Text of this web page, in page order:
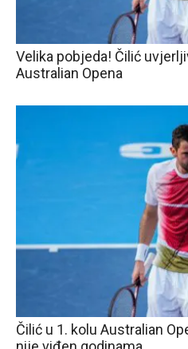
Velika pobjeda! Čilić
Australian Opena
Čilić u 1. kolu Australian